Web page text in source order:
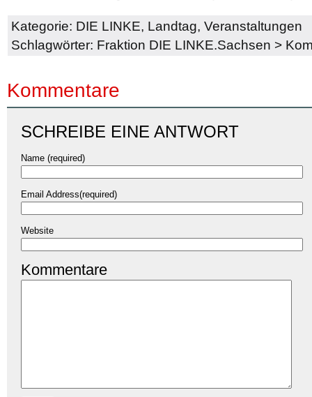
Kategorie: DIE LINKE, Landtag, Veranstaltungen
Schlagwörter: Fraktion DIE LINKE.Sachsen >
Kommentare
SCHREIBE EINE ANTWORT
Name (required)
Email Address(required)
Website
Kommentare